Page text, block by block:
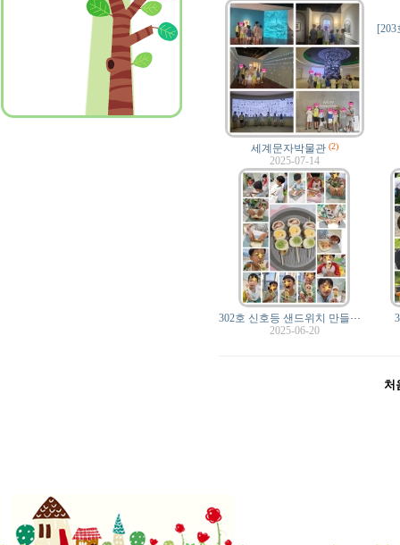
세계문자박물관(2)
2025-07-14
3
02호 신호등 샌드위치 만들었어요. (4)
2025-06-20
처